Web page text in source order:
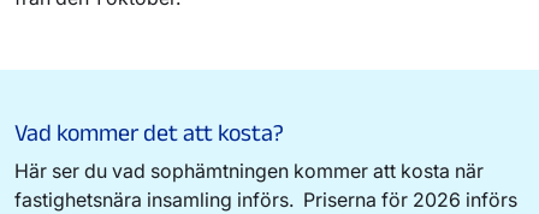
Vad kommer det att kosta?
Här ser du vad sophämtningen kommer att kosta när
fastighetsnära insamling införs. Priserna för 2026 införs